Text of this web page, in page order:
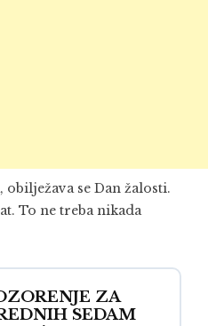
obilježava se Dan žalosti.
To ne treba nikada
ZA
SEDAM